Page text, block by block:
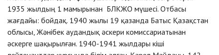
1935 жылдың 1 мамырынан БЛКЖО мүшесі. Отбасы
жағдайы: бойдақ. 1940 жылы 19 қазанда Батыс Қазақстан
облысы, Жәнібек аудандық әскери комиссариатынан
әскерге шақырылған. 1940-1941 жылдары кіші